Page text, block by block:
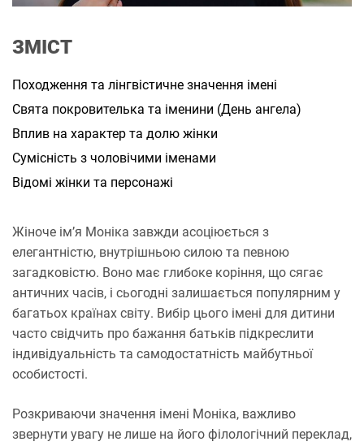
а
ЗМІСТ
Походження та лінгвістичне значення імені
Свята покровителька та іменини (День ангела)
Вплив на характер та долю жінки
Сумісність з чоловічими іменами
Відомі жінки та персонажі
Жіноче ім’я Моніка завжди асоціюється з
елегантністю, внутрішньою силою та певною
загадковістю. Воно має глибоке коріння, що сягає
античних часів, і сьогодні залишається популярним у
багатьох країнах світу. Вибір цього імені для дитини
часто свідчить про бажання батьків підкреслити
індивідуальність та самодостатність майбутньої
особистості.
Розкриваючи значення імені Моніка, важливо
звернути увагу не лише на його філологічний переклад,